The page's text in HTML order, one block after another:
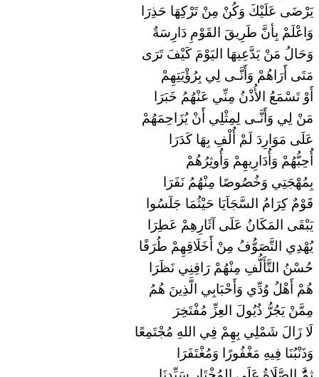
يَرْضَى عَلَيْكَ وَكُنْ مِنْ تَرْكِهَا حَذِرَا
وَاعْلَمْ بِأنَّ طَرِيقَ القَوْمِ دَارِسَةٌ
وَحَالُ مَنْ يَدَّعِيهَا اليَوْمَ كَيْفَ تَرَى
مَتَى أَرَاهُمْ وَأَنَّـى لِي بِرُؤْيَتِهِمْ
أَوْ تَسْمَعُ الأُذْنُ مِنِّي عَنْهُمُ خَبَرَا
مَنْ لِي وَأَنَّـى لِمِثْلِي أَنْ يُزَاحِمَهُمْ
عَلَى مَوَارِدَ لَمْ أُلْفِ بِهَا كَدَرَا
أُحِبُّهُمْ وَأُدَارِيهِمْ وَأُوثِرُهُمْ
بِمُهْجَتِي وَخُصُوصًا مِنْهُمُ نَفَرَا
قَوْمٌ كِرَامُ السَّجَاَيَا حَيْثُمَا جَلَسُوا
يَبْقَى المَكَانُ عَلَى آثَارِهِمْ عَطِرَا
يُهْدِي التَّصَوُّفُ مِنْ أَخَلَاقِهِمْ طُرَفًا
حُسْنُ التَّأَلُّفِ مِنْهُمْ رَاقِنِي نَظَرَا
هُمْ أَهْلُ وُدِّي وَأَحْبَابِي الَّذِينَ هُمُ
مِمَّنْ يَجُرُّ ذُيُولَ العِزِّ مُفْتَخِرَ
لَا زَالَ شَمْلِي بِهِمْ فِي اللهِ مُجْتَمِعًا
وَذَنْبُنَا فِيهِ مَغْفُورًا وَمُغْتَفَرَا